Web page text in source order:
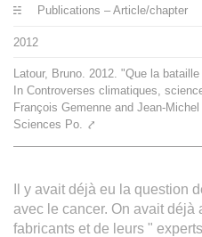
Jobs
Team
The médialab
Publications – Article/chapter
2012
Latour, Bruno. 2012. "Que la
In Controverses climatiques,
François Gemenne and Jean-
Sciences Po.
⤤
Il y avait déjà eu la question
avec le cancer. On avait déjà
fabricants et de leurs "